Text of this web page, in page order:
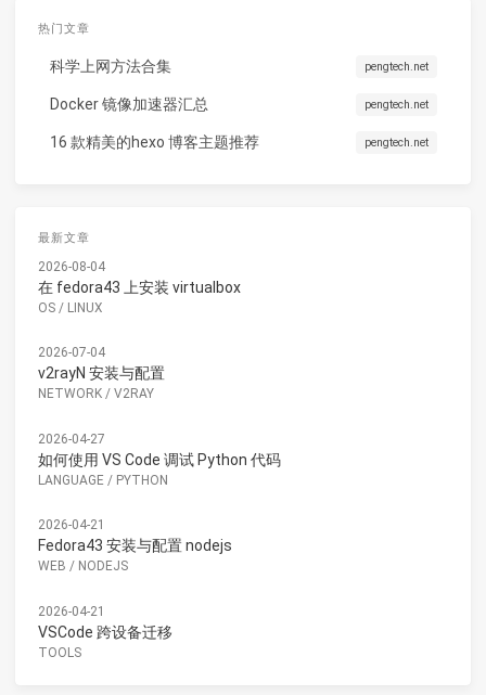
热门文章
科学上网方法合集 pengtech.net
Docker 镜像加速器汇总 pengtech.net
16 款精美的hexo 博客主题推荐 pengtech.net
最新文章
2026-08-04
在 fedora43 上安装 virtualbox
OS / LINUX
2026-07-04
v2rayN 安装与配置
NETWORK / V2RAY
2026-04-27
如何使用 VS Code 调试 Python 代码
LANGUAGE / PYTHON
2026-04-21
Fedora43 安装与配置 nodejs
WEB / NODEJS
2026-04-21
VSCode 跨设备迁移
TOOLS